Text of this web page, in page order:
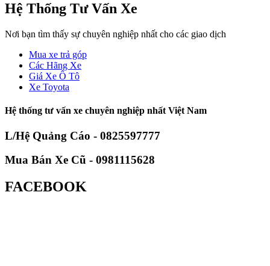
Hệ Thống Tư Vấn Xe
Nơi bạn tìm thấy sự chuyên nghiệp nhất cho các giao dịch
Mua xe trả góp
Các Hãng Xe
Giá Xe Ô Tô
Xe Toyota
Hệ thống tư vấn xe chuyên nghiệp nhất Việt Nam
L/Hệ Quảng Cáo - 0825597777
Mua Bán Xe Cũ - 0981115628
FACEBOOK